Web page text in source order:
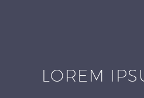
LOREM